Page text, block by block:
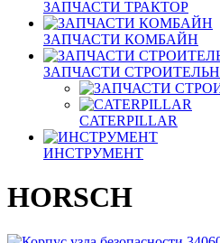
ЗАПЧАСТИ ТРАКТОР
ЗАПЧАСТИ КОМБАЙН
ЗАПЧАСТИ
CATERPILLAR
ИНСТРУМЕНТ
HORSCH